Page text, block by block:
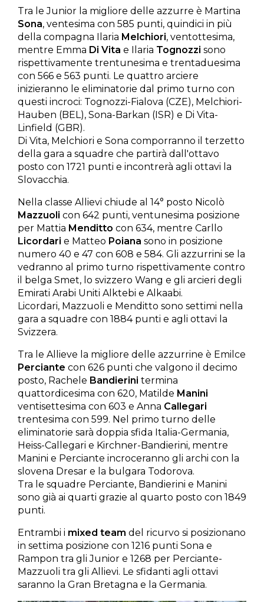
Tra le Junior la migliore delle azzurre è Martina
Sona, ventesima con 585 punti, quindici in più
della compagna Ilaria Melchiori, ventottesima,
mentre Emma Di Vita e Ilaria Tognozzi sono
rispettivamente trentunesima e trentaduesima
con 566 e 563 punti. Le quattro arciere
inizieranno le eliminatorie dal primo turno con
questi incroci: Tognozzi-Fialova (CZE), Melchiori-
Hauben (BEL), Sona-Barkan (ISR) e Di Vita-
Linfield (GBR).
Di Vita, Melchiori e Sona comporranno il terzetto
della gara a squadre che partirà dall'ottavo
posto con 1721 punti e incontrerà agli ottavi la
Slovacchia.
Nella classe Allievi chiude al 14° posto Nicolò
Mazzuoli con 642 punti, ventunesima posizione
per Mattia Menditto con 634, mentre Carllo
Licordari e Matteo Poiana sono in posizione
numero 40 e 47 con 608 e 584. Gli azzurrini se la
vedranno al primo turno rispettivamente contro
il belga Smet, lo svizzero Wang e gli arcieri degli
Emirati Arabi Uniti Alktebi e Alkaabi.
Licordari, Mazzuoli e Menditto sono settimi nella
gara a squadre con 1884 punti e agli ottavi la
Svizzera.
Tra le Allieve la migliore delle azzurrine è Emilce
Perciante con 626 punti che valgono il decimo
posto, Rachele Bandierini termina
quattordicesima con 620, Matilde Manini
ventisettesima con 603 e Anna Callegari
trentesima con 599. Nel primo turno delle
eliminatorie sarà doppia sfida Italia-Germania,
Heiss-Callegari e Kirchner-Bandierini, mentre
Manini e Perciante incroceranno gli archi con la
slovena Dresar e la bulgara Todorova.
Tra le squadre Perciante, Bandierini e Manini
sono già ai quarti grazie al quarto posto con 1849
punti.
Entrambi i mixed team del ricurvo si posizionano
in settima posizione con 1216 punti Sona e
Rampon tra gli Junior e 1268 per Perciante-
Mazzuoli tra gli Allievi. Le sfidanti agli ottavi
saranno la Gran Bretagna e la Germania.